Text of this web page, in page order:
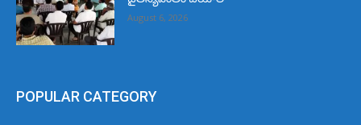
August 6, 2026
POPULAR CATEGORY